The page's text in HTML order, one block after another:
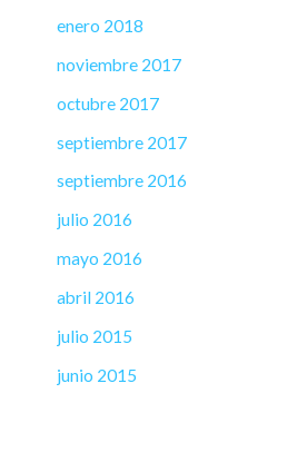
enero 2018
noviembre 2017
octubre 2017
septiembre 2017
septiembre 2016
julio 2016
mayo 2016
abril 2016
julio 2015
junio 2015